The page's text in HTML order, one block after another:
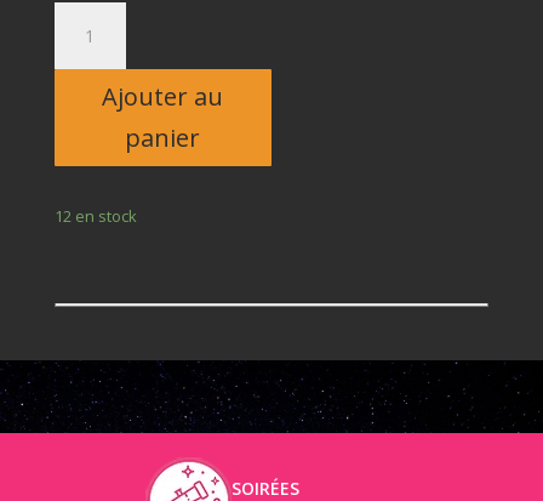
Billet
Ajouter au
panier
12 en stock
SOIRÉES